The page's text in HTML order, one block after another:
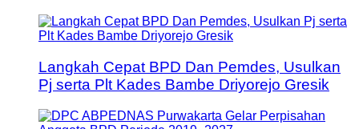
Langkah Cepat BPD Dan Pemdes, Usulkan
Pj serta Plt Kades Bambe Driyorejo Gresik